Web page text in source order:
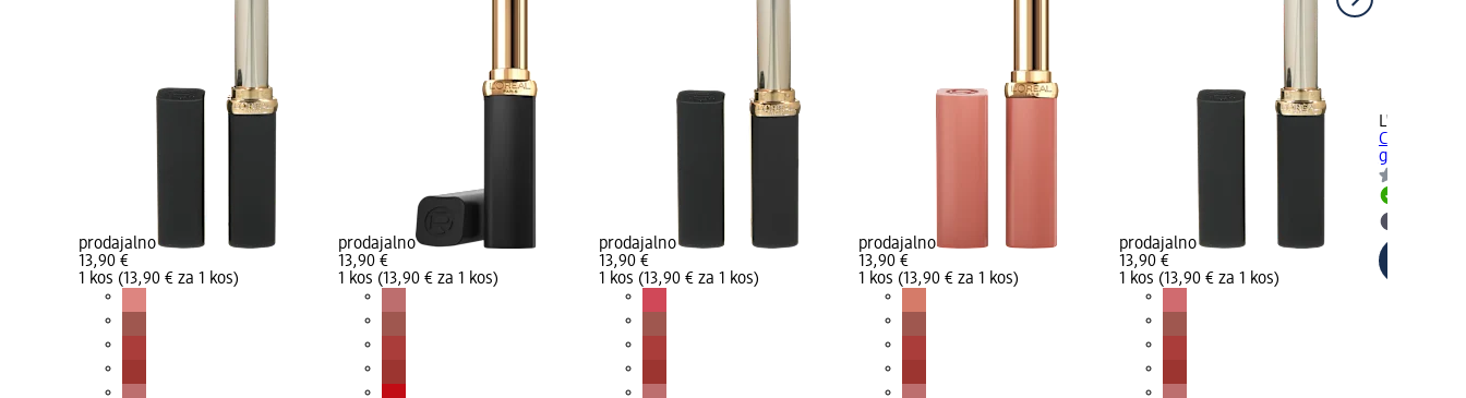
prodajalno
13,90 €
1 kos (13,90 € za 1 kos)
prodajalno
13,90 €
1 kos (13,90 € za 1 kos)
prodajalno
13,90 €
1 kos (13,90 € za 1 kos)
prodajalno
13,90 €
1 kos (13,90 € za 1 kos)
prodajalno
13,90 €
1 kos (13,90 € za 1 kos)
L'ORÉAL
Color
g